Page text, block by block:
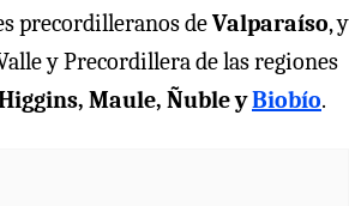
precordilleranos deValparaíso, y
y Precordillera de las regiones
Maule, Ñuble yBiobío.